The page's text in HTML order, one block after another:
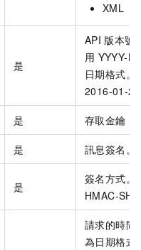
XML
是
API 版本號
用 YYYY-
日期格式。
2016-01-
是 存取金鑰
是 訊息簽名。
是
簽名方式。
HMAC-
請求的時間
為日期格式